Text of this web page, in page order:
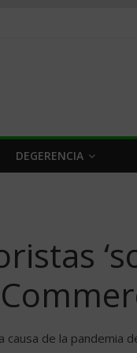
DEGERENCIA
causa de la pandemia